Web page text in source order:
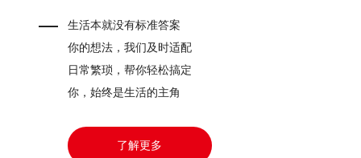
生活本就没有标准答案
你的想法，我们及时适配
日常繁琐，帮你轻松搞定
你，始终是生活的主角
了解更多